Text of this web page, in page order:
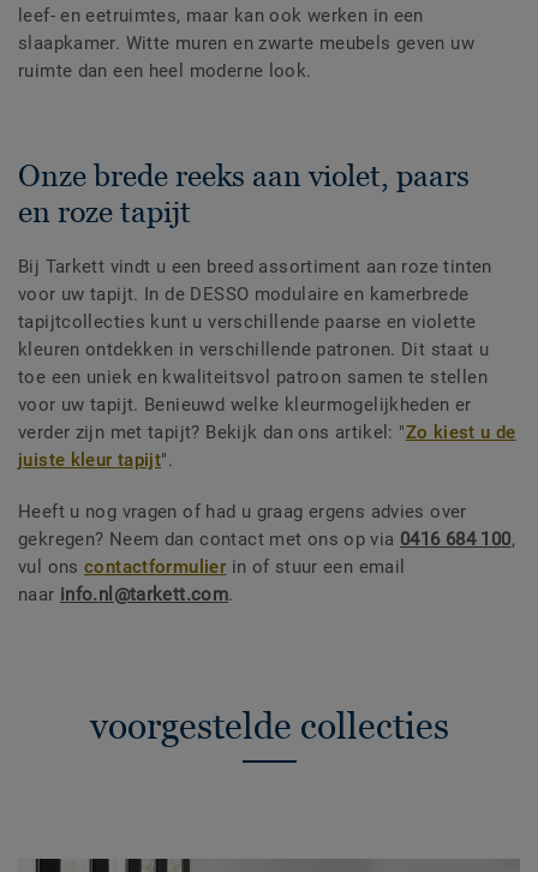
leef- en eetruimtes, maar kan ook werken in een
slaapkamer. Witte muren en zwarte meubels geven uw
ruimte dan een heel moderne look.
Onze brede reeks aan violet, paars
en roze tapijt
Bij Tarkett vindt u een breed assortiment aan roze tinten
voor uw tapijt. In de DESSO modulaire en kamerbrede
tapijtcollecties kunt u verschillende paarse en violette
kleuren ontdekken in verschillende patronen. Dit staat u
toe een uniek en kwaliteitsvol patroon samen te stellen
voor uw tapijt. Benieuwd welke kleurmogelijkheden er
verder zijn met tapijt? Bekijk dan ons artikel: "Zo kiest u de
juiste kleur tapijt".
Heeft u nog vragen of had u graag ergens advies over
gekregen? Neem dan contact met ons op via 0416 684 100,
vul onscontactformulier in of stuur een email
naar info.nl@tarkett.com.
voorgestelde collecties